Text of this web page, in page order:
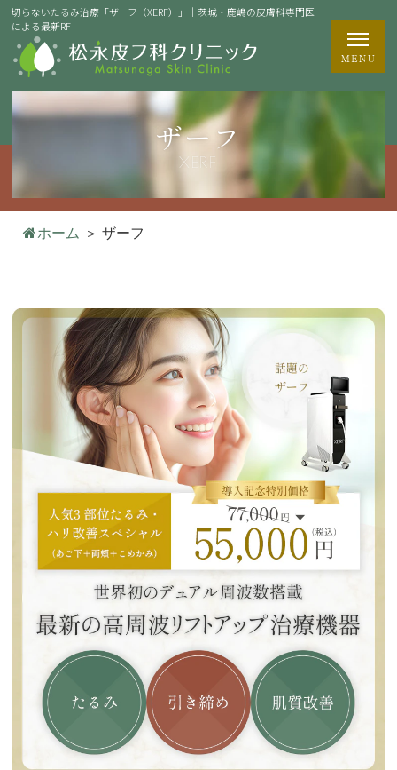
切らないたるみ治療「ザーフ（XERF）」｜茨城・鹿嶋の皮膚科専門医
による最新RF
ザーフ
XERF
ホーム ＞ ザーフ